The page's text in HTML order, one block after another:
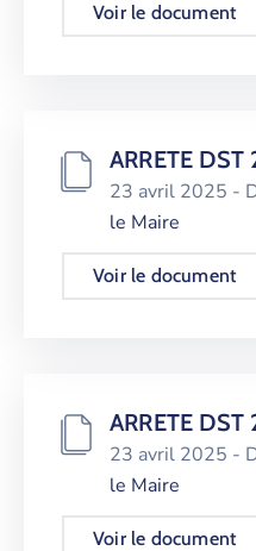
Voir le document
ARRETE
23 avril 2025 -
le Maire
Voir le document
ARRETE
23 avril 2025 -
le Maire
Voir le document